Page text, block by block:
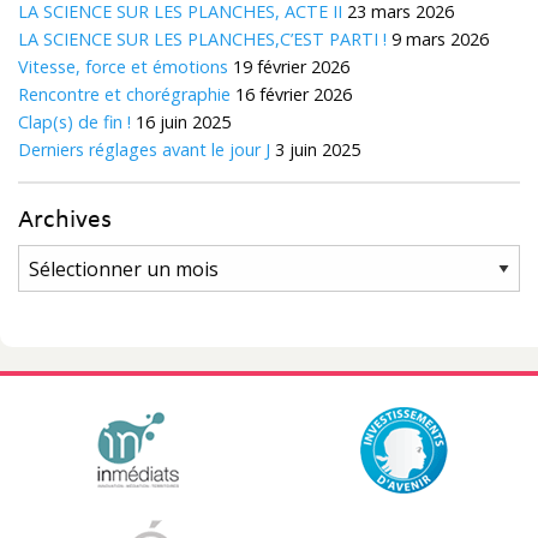
LA SCIENCE SUR LES PLANCHES, ACTE II 23 mars 2026
LA SCIENCE SUR LES PLANCHES,C’EST PARTI ! 9 mars 2026
Vitesse, force et émotions 19 février 2026
Rencontre et chorégraphie 16 février 2026
Clap(s) de fin ! 16 juin 2025
Derniers réglages avant le jour J 3 juin 2025
Archives
Archives